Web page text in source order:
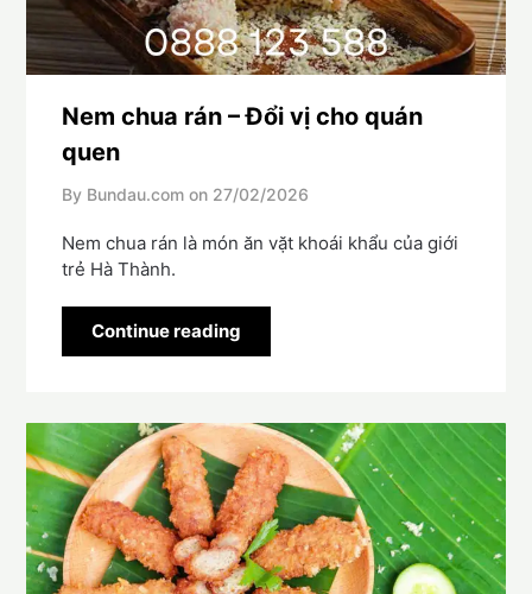
Nem chua rán – Đổi vị cho quán
quen
By Bundau.com on 27/02/2026
Nem chua rán là món ăn vặt khoái khẩu của giới
trẻ Hà Thành.
Continue reading